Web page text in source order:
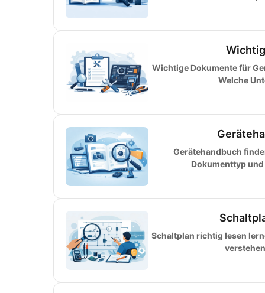
Wichtige Dokumente für
Welche
Gerätehandbuch
Dokumenttyp
Schaltplan richtig lesen